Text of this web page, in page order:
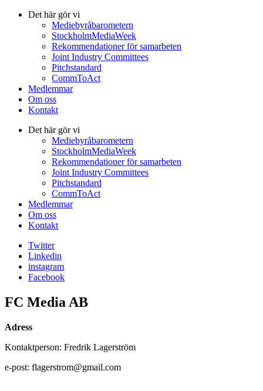
Det här gör vi
Mediebyråbarometern
StockholmMediaWeek
Rekommendationer för samarbeten
Joint Industry Committees
Pitchstandard
CommToAct
Medlemmar
Om oss
Kontakt
Det här gör vi
Mediebyråbarometern
StockholmMediaWeek
Rekommendationer för samarbeten
Joint Industry Committees
Pitchstandard
CommToAct
Medlemmar
Om oss
Kontakt
Twitter
Linkedin
instagram
Facebook
FC Media AB
Adress
Kontaktperson: Fredrik Lagerström
e-post: flagerstrom@gmail.com